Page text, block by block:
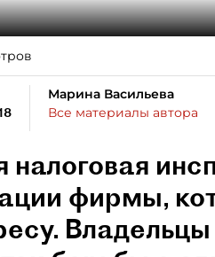
Марина Васильева
Все материалы автора
налоговая
фирмы,